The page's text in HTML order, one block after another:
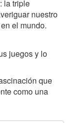
la triple
nuestro
el mundo.
juegos y lo
que
como una